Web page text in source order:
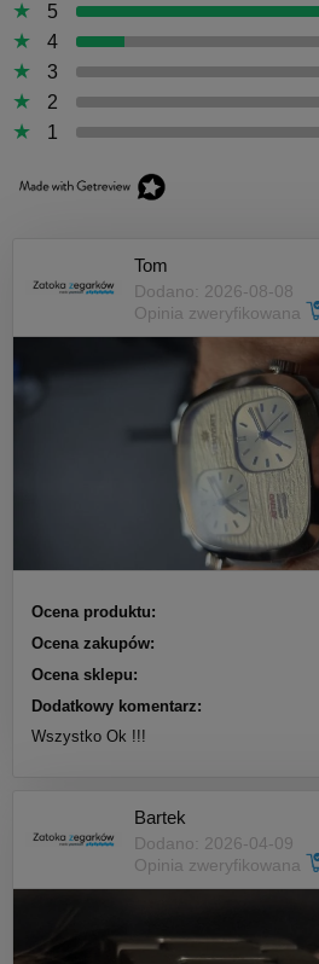
5
4
3
2
1
Tom
Dodano: 2026-08-08
Opinia zweryfikowana
Ocena produktu:
Ocena zakupów:
Ocena sklepu:
Dodatkowy komentarz:
Wszystko Ok !!!
Bartek
Dodano: 2026-04-09
Opinia zweryfikowana